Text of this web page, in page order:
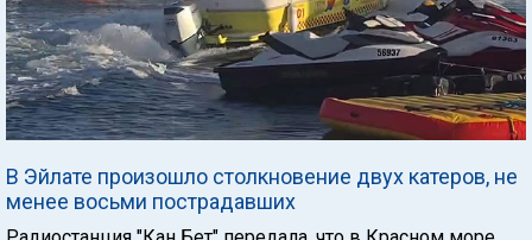
В Эйлате произошло столкновение двух катеров, не
менее восьми пострадавших